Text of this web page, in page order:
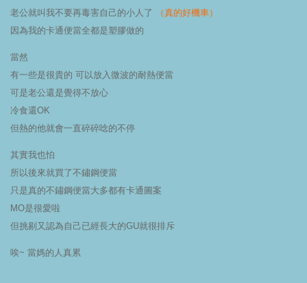
老公就叫我不要再毒害自己的小人了
（真的好機車）
因為我的卡通便當全都是塑膠做的
當然
有一些是很貴的 可以放入微波的耐熱便當
可是老公還是覺得不放心
冷食還OK
但熱的他就會一直碎碎唸的不停
其實我也怕
所以後來就買了不鏽鋼便當
只是真的不鏽鋼便當大多都有卡通圖案
MO是很愛啦
但挑剔又認為自己已經長大的GU就很排斥
唉~ 當媽的人真累